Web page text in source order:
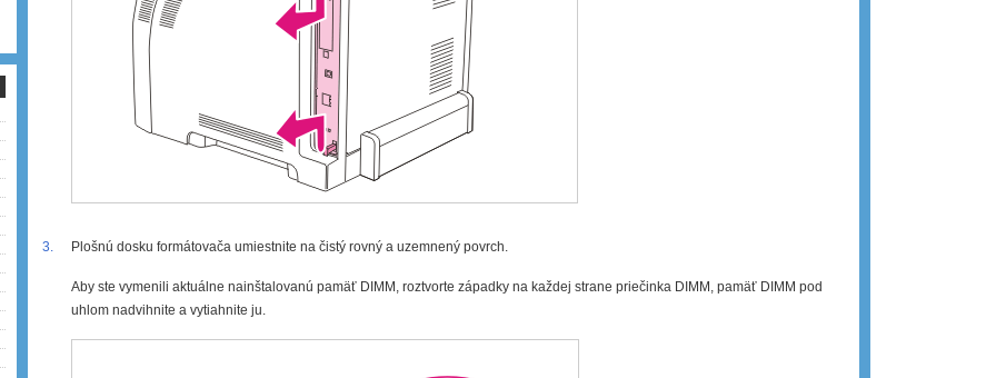
3. Plošnú dosku formátovača umiestnite na čistý rovný a uzemnený povrch.
Aby ste vymenili aktuálne nainštalovanú pamäť DIMM, roztvorte západky na každej strane priečinka DIMM, pamäť DIMM pod
uhlom nadvihnite a vytiahnite ju.